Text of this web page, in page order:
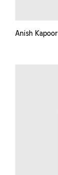
Anish Kapoor